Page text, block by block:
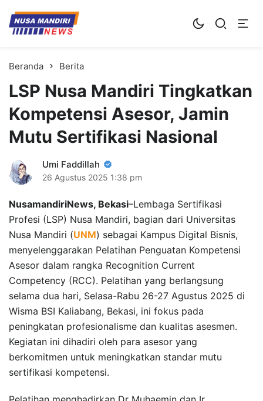
Kampus Digital Bisnis
Universitas Nusa Mandiri
Beranda Berita
LSP Nusa Mandiri Tingkatkan
Kompetensi Asesor, Jamin
Mutu Sertifikasi Nasional
Umi Faddillah
26 Agustus 2025 1:38 pm
NusamandiriNews, Bekasi–Lembaga Sertifikasi
Profesi (LSP) Nusa Mandiri, bagian dari Universitas
Nusa Mandiri (UNM) sebagai Kampus Digital Bisnis,
menyelenggarakan Pelatihan Penguatan Kompetensi
Asesor dalam rangka Recognition Current
Competency (RCC). Pelatihan yang berlangsung
selama dua hari, Selasa-Rabu 26-27 Agustus 2025 di
Wisma BSI Kaliabang, Bekasi, ini fokus pada
peningkatan profesionalisme dan kualitas asesmen.
Kegiatan ini dihadiri oleh para asesor yang
berkomitmen untuk meningkatkan standar mutu
sertifikasi kompetensi.